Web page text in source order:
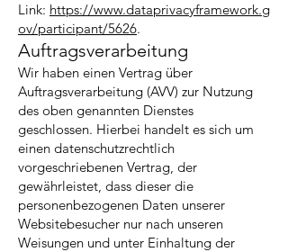
Link: https://www.dataprivacyframework.g
ov/participant/5626.
Auftragsverarbeitung
Wir haben einen Vertrag über
Auftragsverarbeitung (AVV) zur Nutzung
des oben genannten Dienstes
geschlossen. Hierbei handelt es sich um
einen datenschutzrechtlich
vorgeschriebenen Vertrag, der
gewährleistet, dass dieser die
personenbezogenen Daten unserer
Websitebesucher nur nach unseren
Weisungen und unter Einhaltung der